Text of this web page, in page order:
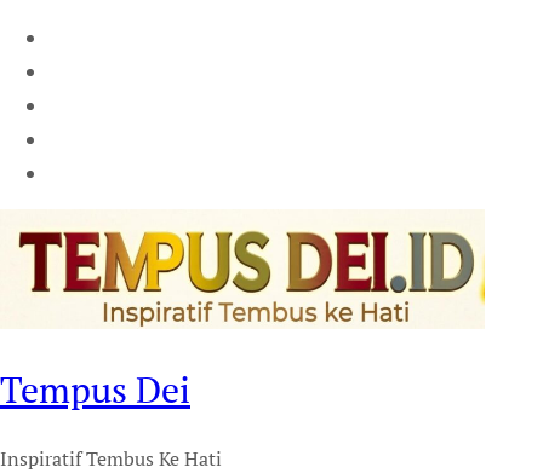
Tempus Dei
Inspiratif Tembus Ke Hati